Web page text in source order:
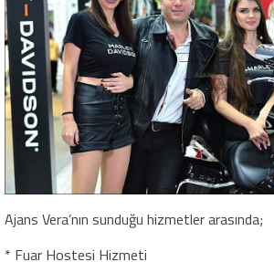
Ajans Vera’nın sunduğu hizmetler arasında;
* Fuar Hostesi Hizmeti